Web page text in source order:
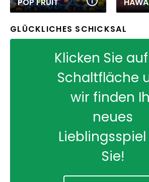
GLÜCKLICHES SCHICKSAL
Klicken Sie
Schaltfläche
wir finden
neues
Sie!